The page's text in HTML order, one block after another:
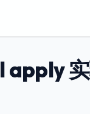
apply